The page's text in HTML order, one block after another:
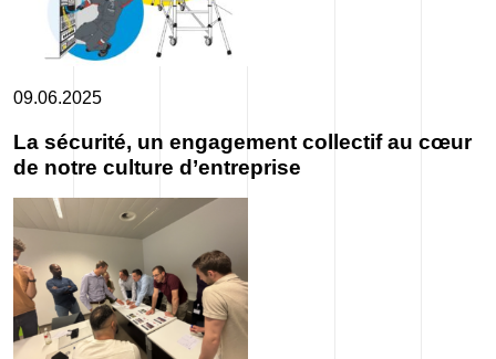
09.06.2025
La sécurité, un engagement collectif au cœur
de notre culture d’entreprise